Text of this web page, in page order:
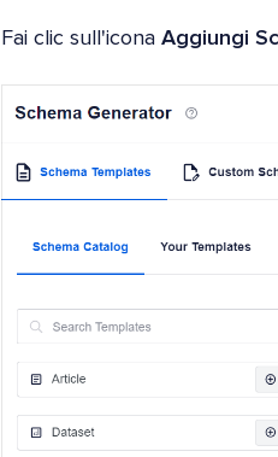
Fai clic sull'icona Aggiungi